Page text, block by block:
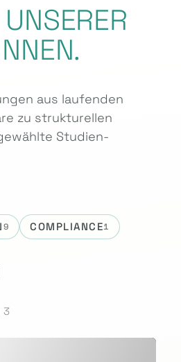
aus laufenden
zu strukturellen
Studien­
9 COMPLIANCE1
3